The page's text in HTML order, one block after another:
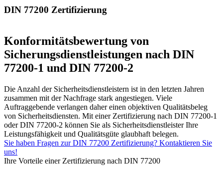
DIN 77200 Zertifizierung
Konformitätsbewertung von
Sicherungsdienstleistungen nach DIN
77200-1 und DIN 77200-2
Die Anzahl der Sicherheitsdienstleistern ist in den letzten Jahren
zusammen mit der Nachfrage stark angestiegen. Viele
Auftraggebende verlangen daher einen objektiven Qualitätsbeleg
von Sicherheitsdiensten. Mit einer Zertifizierung nach DIN 77200-1
oder DIN 77200-2 können Sie als Sicherheitsdienstleister Ihre
Leistungsfähigkeit und Qualitätsgüte glaubhaft belegen.
Sie haben Fragen zur DIN 77200 Zertifizierung? Kontaktieren Sie
uns!
Ihre Vorteile einer Zertifizierung nach DIN 77200